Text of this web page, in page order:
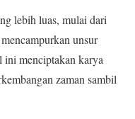
lebih luas, mulai dari
unsur
ini menciptakan karya
zaman sambil